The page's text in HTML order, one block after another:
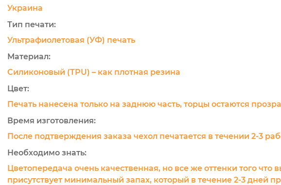
Украина
Тип печати:
Ультрафиолетовая (УФ) печать
Материал:
Силиконовый (TPU) – как плотная резина
Цвет:
Печать нанесена только на заднюю часть, торцы остаются
Время изготовления:
После подтверждения заказа чехол печатается в течении 2-3
Необходимо знать:
Цветопередача очень качественная, но все же оттенки того
присутствует минимальный запах, который в течение 2-3 дней